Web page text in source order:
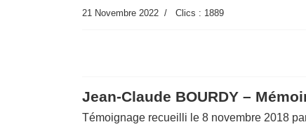
21 Novembre 2022 Clics : 1889
Jean-Claude BOURDY –
Témoignage recueilli le 8 novembre 2018